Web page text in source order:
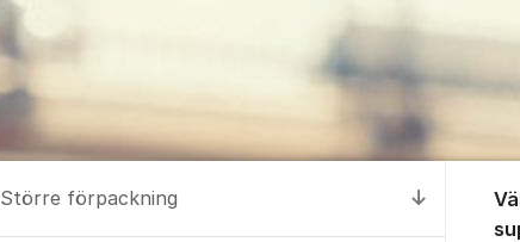
Till
Större förpackning